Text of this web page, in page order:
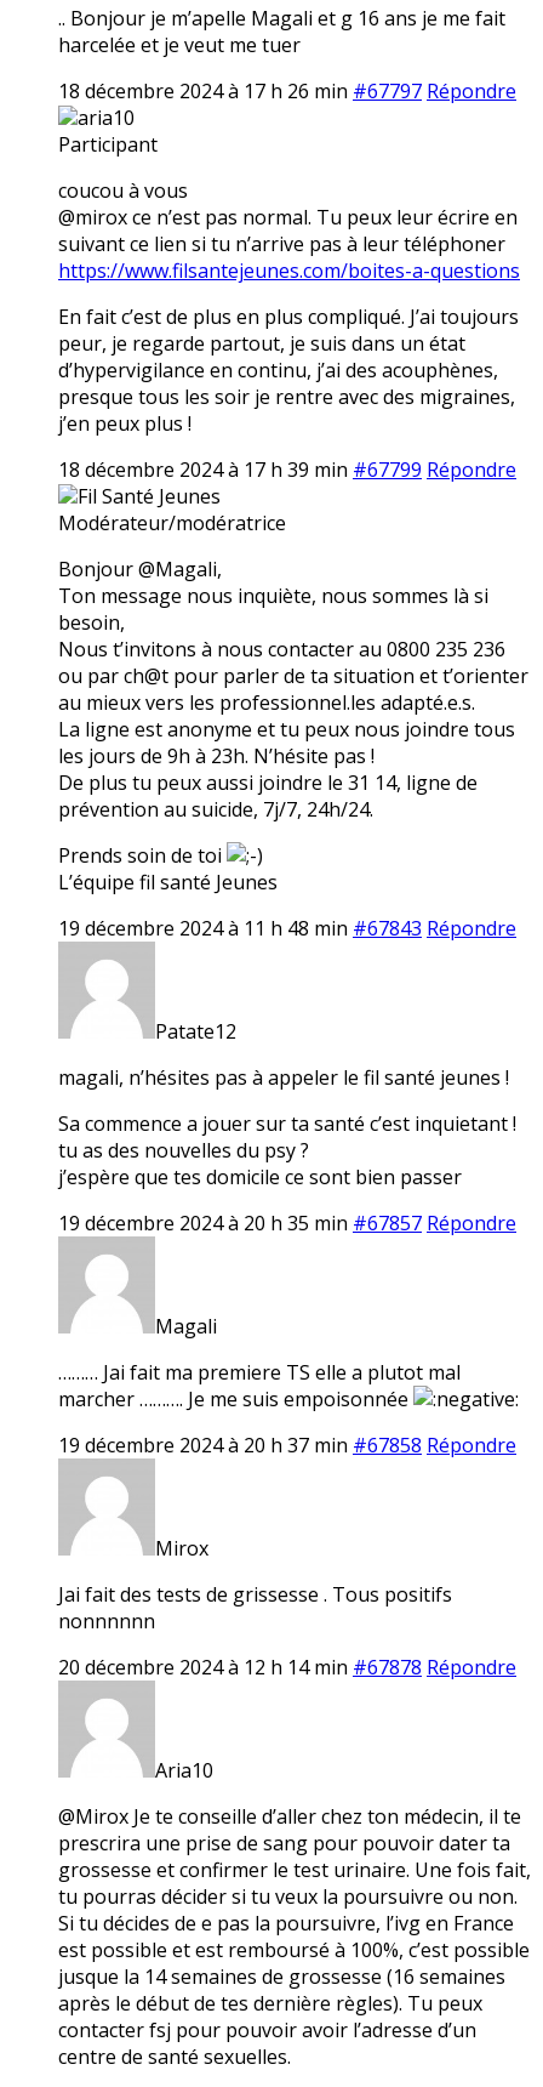
.. Bonjour je m’apelle Magali et g 16 ans je me fait
harcelée et je veut me tuer
18 décembre 2024 à 17 h 26 min #67797 Répondre
aria10
Participant
coucou à vous
@mirox ce n’est pas normal. Tu peux leur écrire en
suivant ce lien si tu n’arrive pas à leur téléphoner
https://www.filsantejeunes.com/boites-a-questions
En fait c’est de plus en plus compliqué. J’ai toujours
peur, je regarde partout, je suis dans un état
d’hypervigilance en continu, j’ai des acouphènes,
presque tous les soir je rentre avec des migraines,
j’en peux plus !
18 décembre 2024 à 17 h 39 min #67799 Répondre
Fil Santé Jeunes
Modérateur/modératrice
Bonjour @Magali,
Ton message nous inquiète, nous sommes là si
besoin,
Nous t’invitons à nous contacter au 0800 235 236
ou par ch@t pour parler de ta situation et t’orienter
au mieux vers les professionnel.les adapté.e.s.
La ligne est anonyme et tu peux nous joindre tous
les jours de 9h à 23h. N’hésite pas !
De plus tu peux aussi joindre le 31 14, ligne de
prévention au suicide, 7j/7, 24h/24.
Prends soin de toi
L’équipe fil santé Jeunes
19 décembre 2024 à 11 h 48 min #67843 Répondre
Patate12
magali, n’hésites pas à appeler le fil santé jeunes !
Sa commence a jouer sur ta santé c’est inquietant !
tu as des nouvelles du psy ?
j’espère que tes domicile ce sont bien passer
19 décembre 2024 à 20 h 35 min #67857 Répondre
Magali
……… Jai fait ma premiere TS elle a plutot mal
marcher ………. Je me suis empoisonnée
19 décembre 2024 à 20 h 37 min #67858 Répondre
Mirox
Jai fait des tests de grissesse . Tous positifs
nonnnnnn
20 décembre 2024 à 12 h 14 min #67878 Répondre
Aria10
@Mirox Je te conseille d’aller chez ton médecin, il te
prescrira une prise de sang pour pouvoir dater ta
grossesse et confirmer le test urinaire. Une fois fait,
tu pourras décider si tu veux la poursuivre ou non.
Si tu décides de e pas la poursuivre, l’ivg en France
est possible et est remboursé à 100%, c’est possible
jusque la 14 semaines de grossesse (16 semaines
après le début de tes dernière règles). Tu peux
contacter fsj pour pouvoir avoir l’adresse d’un
centre de santé sexuelles.